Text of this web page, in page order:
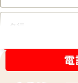
タ行